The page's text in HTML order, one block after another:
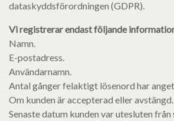
dataskyddsförordningen (GDPR).
Vi registrerar endast följande
Namn.
E-postadress.
Användarnamn.
Antal gånger felaktigt lösenord har
Om kunden är accepterad eller avstängd.
Senaste datum kunden var utesluten från